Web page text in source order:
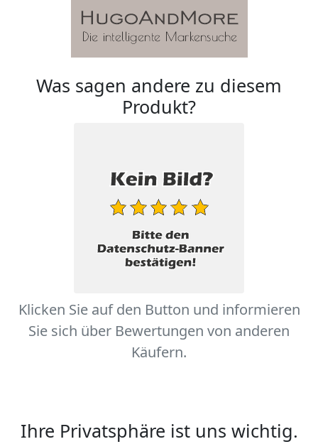
Was sagen andere zu diesem
Produkt?
Klicken Sie auf den Button und informieren
Sie sich über Bewertungen von anderen
Käufern.
Ihre Privatsphäre ist uns wichtig.